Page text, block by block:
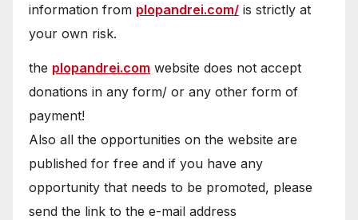
information from plopandrei.com/ is strictly at
your own risk.
the plopandrei.com website does not accept
donations in any form/ or any other form of
payment!
Also all the opportunities on the website are
published for free and if you have any
opportunity that needs to be promoted, please
send the link to the e-mail address